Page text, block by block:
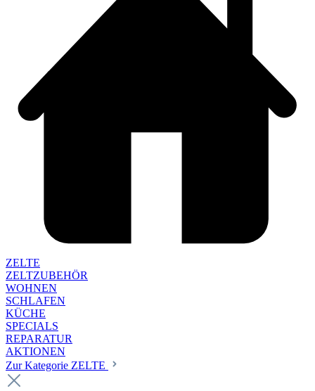
ZELTE
ZELTZUBEHÖR
WOHNEN
SCHLAFEN
KÜCHE
SPECIALS
REPARATUR
AKTIONEN
Zur Kategorie ZELTE